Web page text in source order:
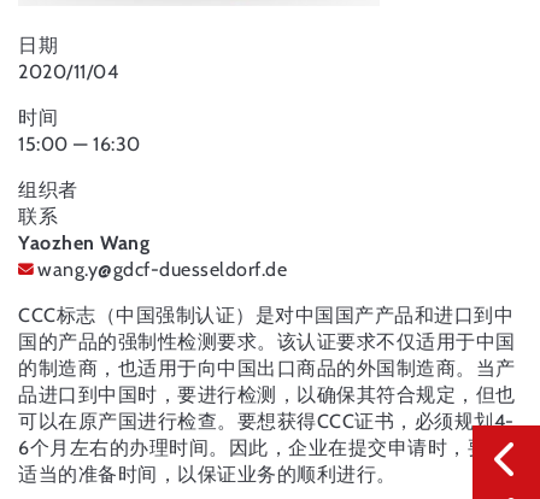
日期
2020/11/04
时间
15:00 — 16:30
组织者
联系
Yaozhen Wang
wang.y@gdcf-duesseldorf.de
CCC标志（中国强制认证）是对中国国产产品和进口到中
国的产品的强制性检测要求。该认证要求不仅适用于中国
的制造商，也适用于向中国出口商品的外国制造商。当产
品进口到中国时，要进行检测，以确保其符合规定，但也
可以在原产国进行检查。要想获得CCC证书，必须规划4-
6个月左右的办理时间。因此，企业在提交申请时，要有
适当的准备时间，以保证业务的顺利进行。